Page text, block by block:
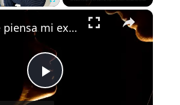
×
P
¿Qué piensa mi ex si no le respondo los mensajes?